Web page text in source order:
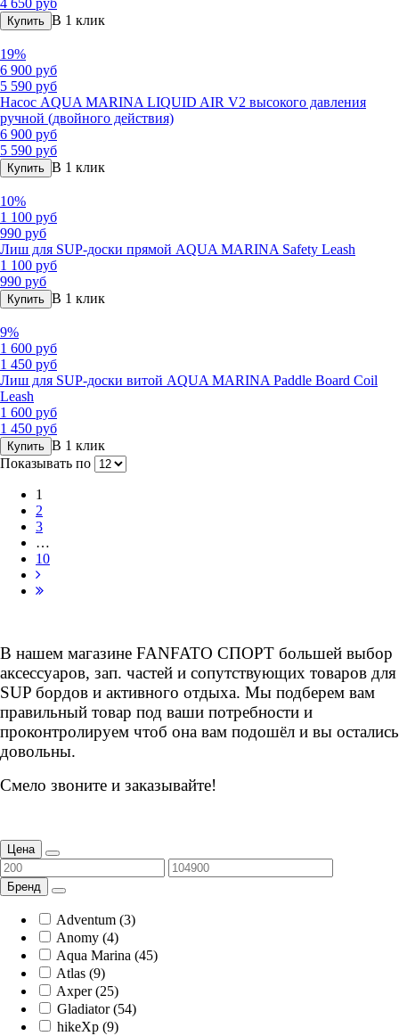
4 650 руб
Купить В 1 клик
19%
6 900 руб
5 590 руб
Насос AQUA MARINA LIQUID AIR V2 высокого давления
ручной (двойного действия)
6 900 руб
5 590 руб
Купить В 1 клик
10%
1 100 руб
990 руб
Лиш для SUP-доски прямой AQUA MARINA Safety Leash
1 100 руб
990 руб
Купить В 1 клик
9%
1 600 руб
1 450 руб
Лиш для SUP-доски витой AQUA MARINA Paddle Board Coil
Leash
1 600 руб
1 450 руб
Купить В 1 клик
Показывать по
1
2
3
…
10
В нашем магазине FANFATO СПОРТ большей выбор
аксессуаров, зап. частей и сопутствующих товаров для
SUP бордов и активного отдыха. Мы подберем вам
правильный товар под ваши потребности и
проконтролируем чтоб она вам подошёл и вы остались
довольны.
Смело звоните и заказывайте!
Цена
Бренд
Adventum (3)
Anomy (4)
Aqua Marina (45)
Atlas (9)
Axper (25)
Gladiator (54)
hikeXp (9)